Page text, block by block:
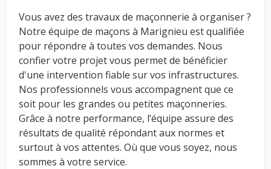
Vous avez des travaux de maçonnerie à organiser ?
Notre équipe de maçons à Marignieu est qualifiée
pour répondre à toutes vos demandes. Nous
confier votre projet vous permet de bénéficier
d'une intervention fiable sur vos infrastructures.
Nos professionnels vous accompagnent que ce
soit pour les grandes ou petites maçonneries.
Grâce à notre performance, l’équipe assure des
résultats de qualité répondant aux normes et
surtout à vos attentes. Où que vous soyez, nous
sommes à votre service.